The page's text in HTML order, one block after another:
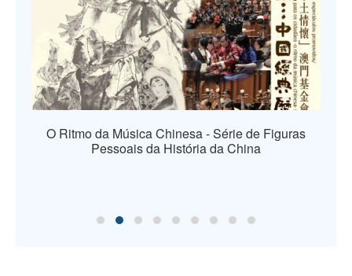
O Ritmo da Música Chinesa - Série de Figuras
Pessoais da História da China